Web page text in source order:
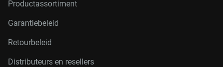
Productassortiment
Garantiebeleid
Retourbeleid
Distributeurs en resellers